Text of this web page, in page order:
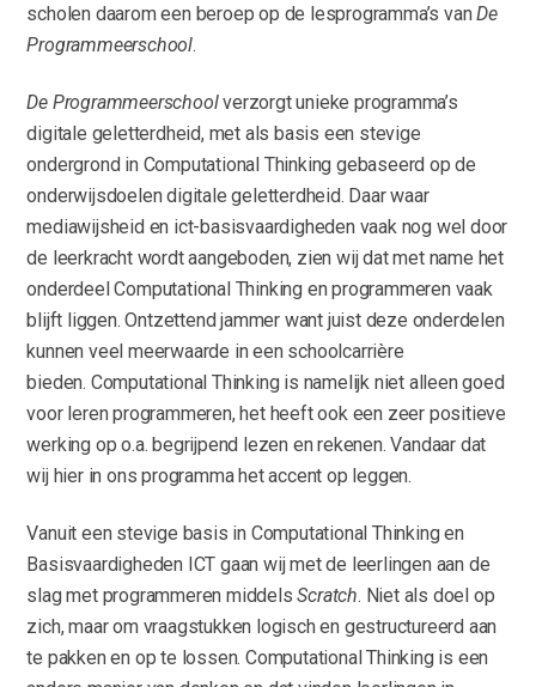
scholen daarom een beroep op de lesprogramma’s vanDe
Programmeerschool.
De Programmeerschoolverzorgt unieke programma’s
digitale geletterdheid, met als basis een stevige
ondergrond in Computational Thinking gebaseerd op de
onderwijsdoelen digitale geletterdheid. Daar waar
mediawijsheid en ict-basisvaardigheden vaak nog wel door
de leerkracht wordt aangeboden, zien wij dat met name het
onderdeel Computational Thinking en programmeren vaak
blijft liggen. Ontzettend jammer want juist deze onderdelen
kunnen veel meerwaarde in een schoolcarrière
bieden. Computational Thinking is namelijk niet alleen goed
voor leren programmeren, het heeft ook een zeer positieve
werking op o.a. begrijpend lezen en rekenen. Vandaar dat
wij hier in ons programma het accent op leggen.
Vanuit een stevige basis in Computational Thinking en
Basisvaardigheden ICT gaan wij met de leerlingen aan de
slag met programmeren middelsScratch. Niet als doel op
zich, maar om vraagstukken logisch en gestructureerd aan
te pakken en op te lossen. Computational Thinking is een